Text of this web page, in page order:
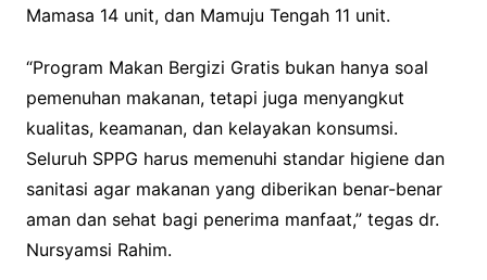
Mamasa 14 unit, dan Mamuju Tengah 11 unit.
“Program Makan Bergizi Gratis bukan hanya soal
pemenuhan makanan, tetapi juga menyangkut
kualitas, keamanan, dan kelayakan konsumsi.
Seluruh SPPG harus memenuhi standar higiene dan
sanitasi agar makanan yang diberikan benar-benar
aman dan sehat bagi penerima manfaat,” tegas dr.
Nursyamsi Rahim.